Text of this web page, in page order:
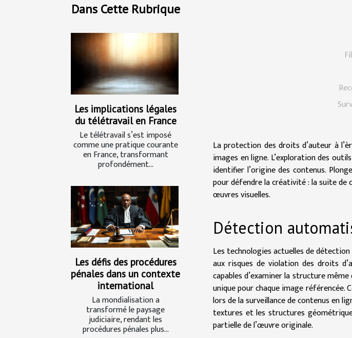
Dans Cette Rubrique
Les implications légales
du télétravail en France
Le télétravail s’est imposé
comme une pratique courante
en France, transformant
profondément...
Les défis des procédures
pénales dans un contexte
international
La mondialisation a
transformé le paysage
judiciaire, rendant les
procédures pénales plus...
La protection des droits d’auteur à
images en ligne. L’exploration des
identifier l’origine des contenus.
pour défendre la créativité : la suite de
œuvres visuelles.
Détection
Les technologies actuelles de
aux risques de violation des droits
capables d’examiner la structure
unique pour chaque image
lors de la surveillance de contenus en
textures et les structures
partielle de l’œuvre originale.